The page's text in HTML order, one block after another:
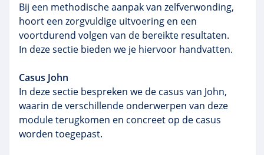
Bij een methodische aanpak van zelfverwonding,
hoort een zorgvuldige uitvoering en een
voortdurend volgen van de bereikte resultaten.
In deze sectie bieden we je hiervoor handvatten.
Casus John
In deze sectie bespreken we de casus van John,
waarin de verschillende onderwerpen van deze
module terugkomen en concreet op de casus
worden toegepast.